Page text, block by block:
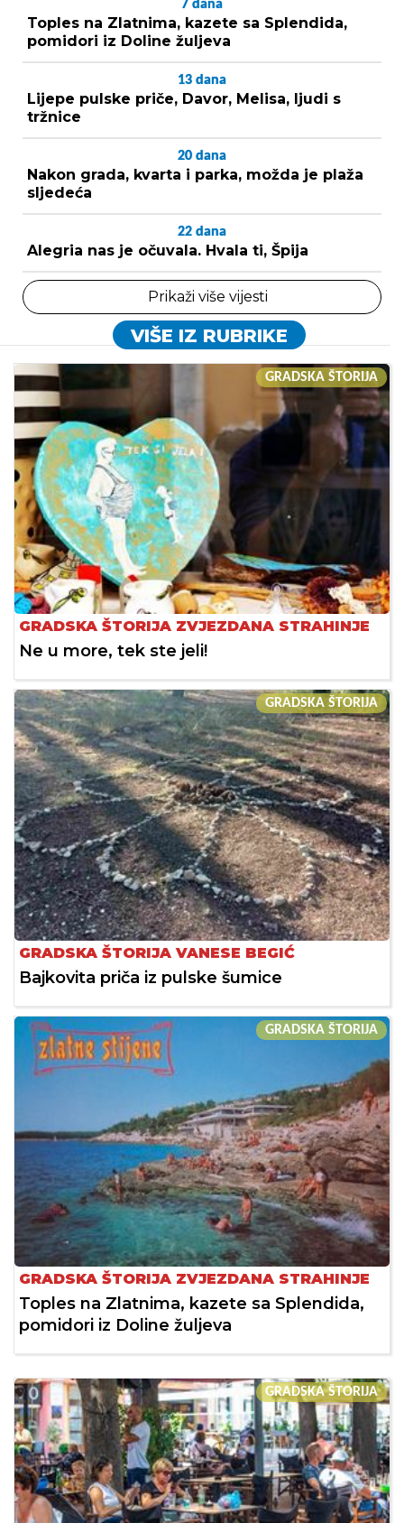
7 dana
Toples na Zlatnima, kazete sa Splendida,
pomidori iz Doline žuljeva
13 dana
Lijepe pulske priče, Davor, Melisa, ljudi s
tržnice
20 dana
Nakon grada, kvarta i parka, možda je plaža
sljedeća
22 dana
Alegria nas je očuvala. Hvala ti, Špija
Prikaži više vijesti
VIŠE IZ RUBRIKE
GRADSKA ŠTORIJA
GRADSKA ŠTORIJA ZVJEZDANA STRAHINJE
Ne u more, tek ste jeli!
GRADSKA ŠTORIJA
GRADSKA ŠTORIJA VANESE BEGIĆ
Bajkovita priča iz pulske šumice
GRADSKA ŠTORIJA
GRADSKA ŠTORIJA ZVJEZDANA STRAHINJE
Toples na Zlatnima, kazete sa Splendida,
pomidori iz Doline žuljeva
GRADSKA ŠTORIJA